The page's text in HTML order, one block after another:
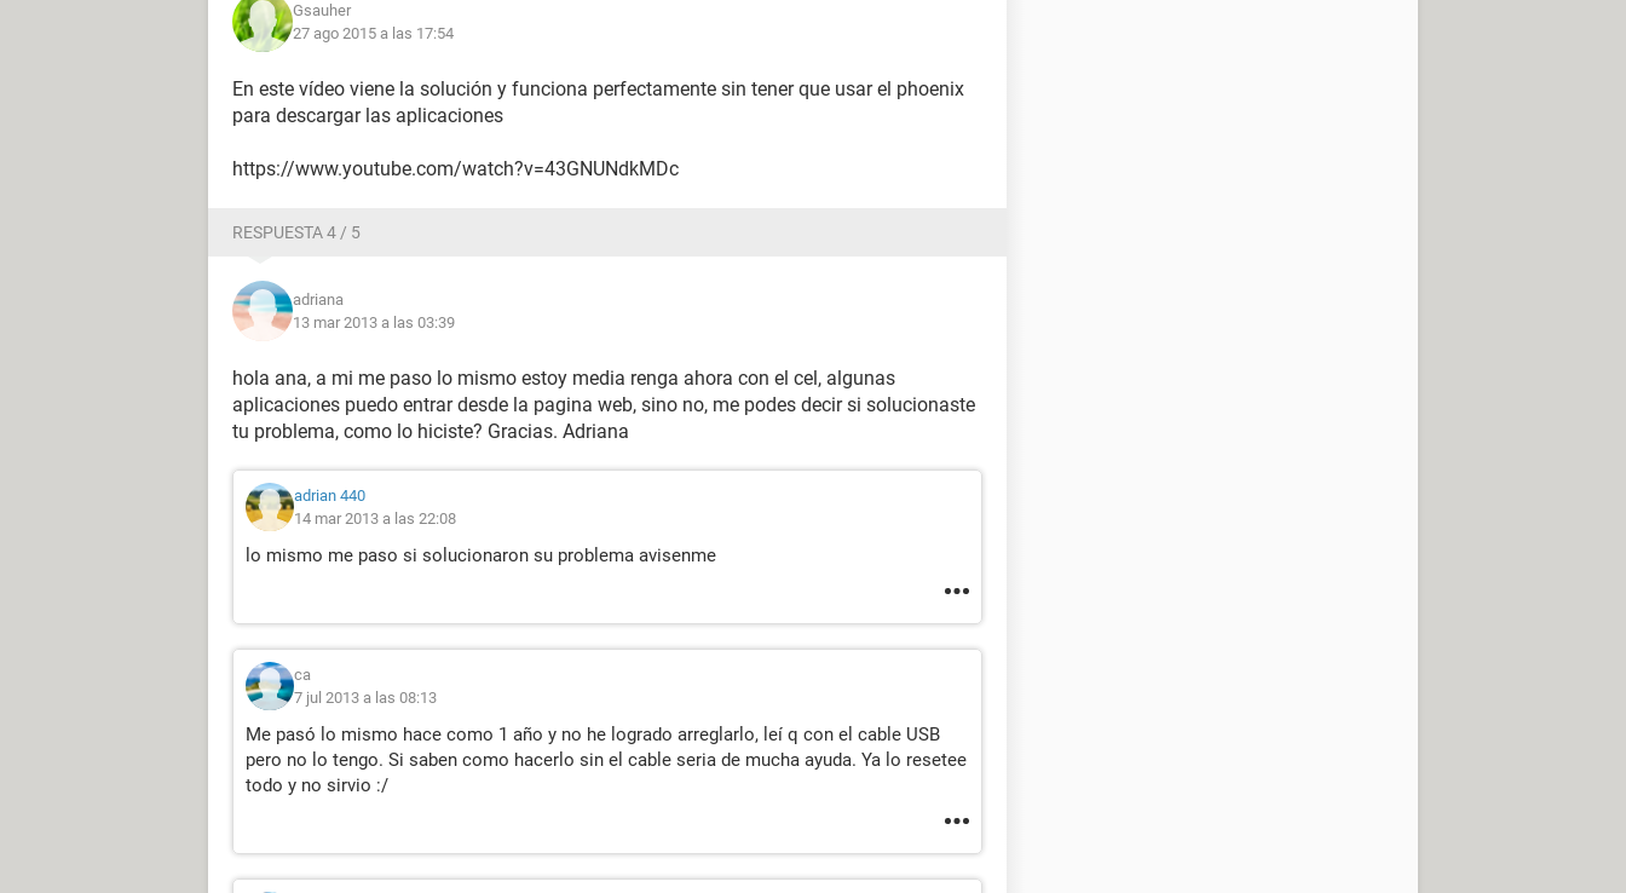
Gsauher
27 ago 2015 a las 17:54
En este vídeo viene la solución y funciona perfectamente sin tener que usar el phoenix
para descargar las aplicaciones
https://www.youtube.com/watch?v=43GNUNdkMDc
RESPUESTA 4 / 5
adriana
13 mar 2013 a las 03:39
hola ana, a mi me paso lo mismo estoy media renga ahora con el cel, algunas
aplicaciones puedo entrar desde la pagina web, sino no, me podes decir si solucionaste
tu problema, como lo hiciste? Gracias. Adriana
adrian 440
14 mar 2013 a las 22:08
lo mismo me paso si solucionaron su problema avisenme
ca
7 jul 2013 a las 08:13
Me pasó lo mismo hace como 1 año y no he logrado arreglarlo, leí q con el cable USB
pero no lo tengo. Si saben como hacerlo sin el cable seria de mucha ayuda. Ya lo resetee
todo y no sirvio :/